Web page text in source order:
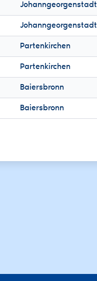
Johanngeorgenstadt
Johanngeorgenstadt
Partenkirchen
Partenkirchen
Baiersbronn
Baiersbronn